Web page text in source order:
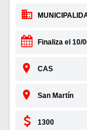
Finaliza el 10/
CAS
San Martín
1300